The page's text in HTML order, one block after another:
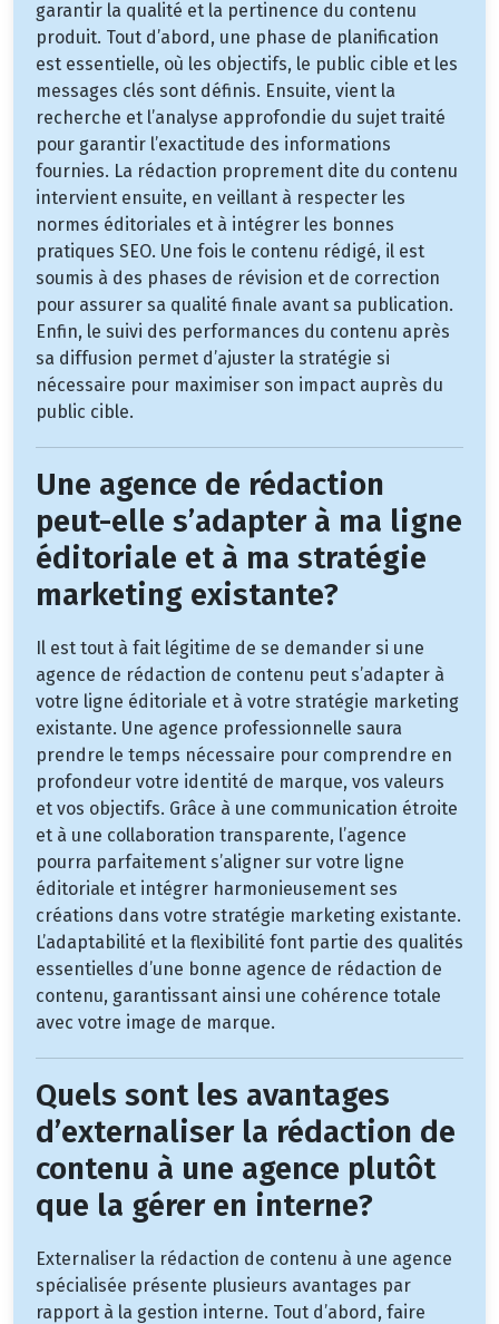
garantir la qualité et la pertinence du contenu
produit. Tout d’abord, une phase de planification
est essentielle, où les objectifs, le public cible et les
messages clés sont définis. Ensuite, vient la
recherche et l’analyse approfondie du sujet traité
pour garantir l’exactitude des informations
fournies. La rédaction proprement dite du contenu
intervient ensuite, en veillant à respecter les
normes éditoriales et à intégrer les bonnes
pratiques SEO. Une fois le contenu rédigé, il est
soumis à des phases de révision et de correction
pour assurer sa qualité finale avant sa publication.
Enfin, le suivi des performances du contenu après
sa diffusion permet d’ajuster la stratégie si
nécessaire pour maximiser son impact auprès du
public cible.
Une agence de rédaction
peut-elle s’adapter à ma ligne
éditoriale et à ma stratégie
marketing existante?
Il est tout à fait légitime de se demander si une
agence de rédaction de contenu peut s’adapter à
votre ligne éditoriale et à votre stratégie marketing
existante. Une agence professionnelle saura
prendre le temps nécessaire pour comprendre en
profondeur votre identité de marque, vos valeurs
et vos objectifs. Grâce à une communication étroite
et à une collaboration transparente, l’agence
pourra parfaitement s’aligner sur votre ligne
éditoriale et intégrer harmonieusement ses
créations dans votre stratégie marketing existante.
L’adaptabilité et la flexibilité font partie des qualités
essentielles d’une bonne agence de rédaction de
contenu, garantissant ainsi une cohérence totale
avec votre image de marque.
Quels sont les avantages
d’externaliser la rédaction de
contenu à une agence plutôt
que la gérer en interne?
Externaliser la rédaction de contenu à une agence
spécialisée présente plusieurs avantages par
rapport à la gestion interne. Tout d’abord, faire